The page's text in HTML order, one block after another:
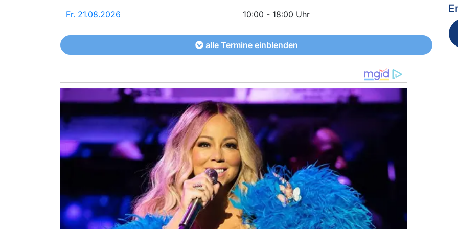
Fr. 21.08.2026 10:00 - 18:00 Uhr
alle Termine einblenden